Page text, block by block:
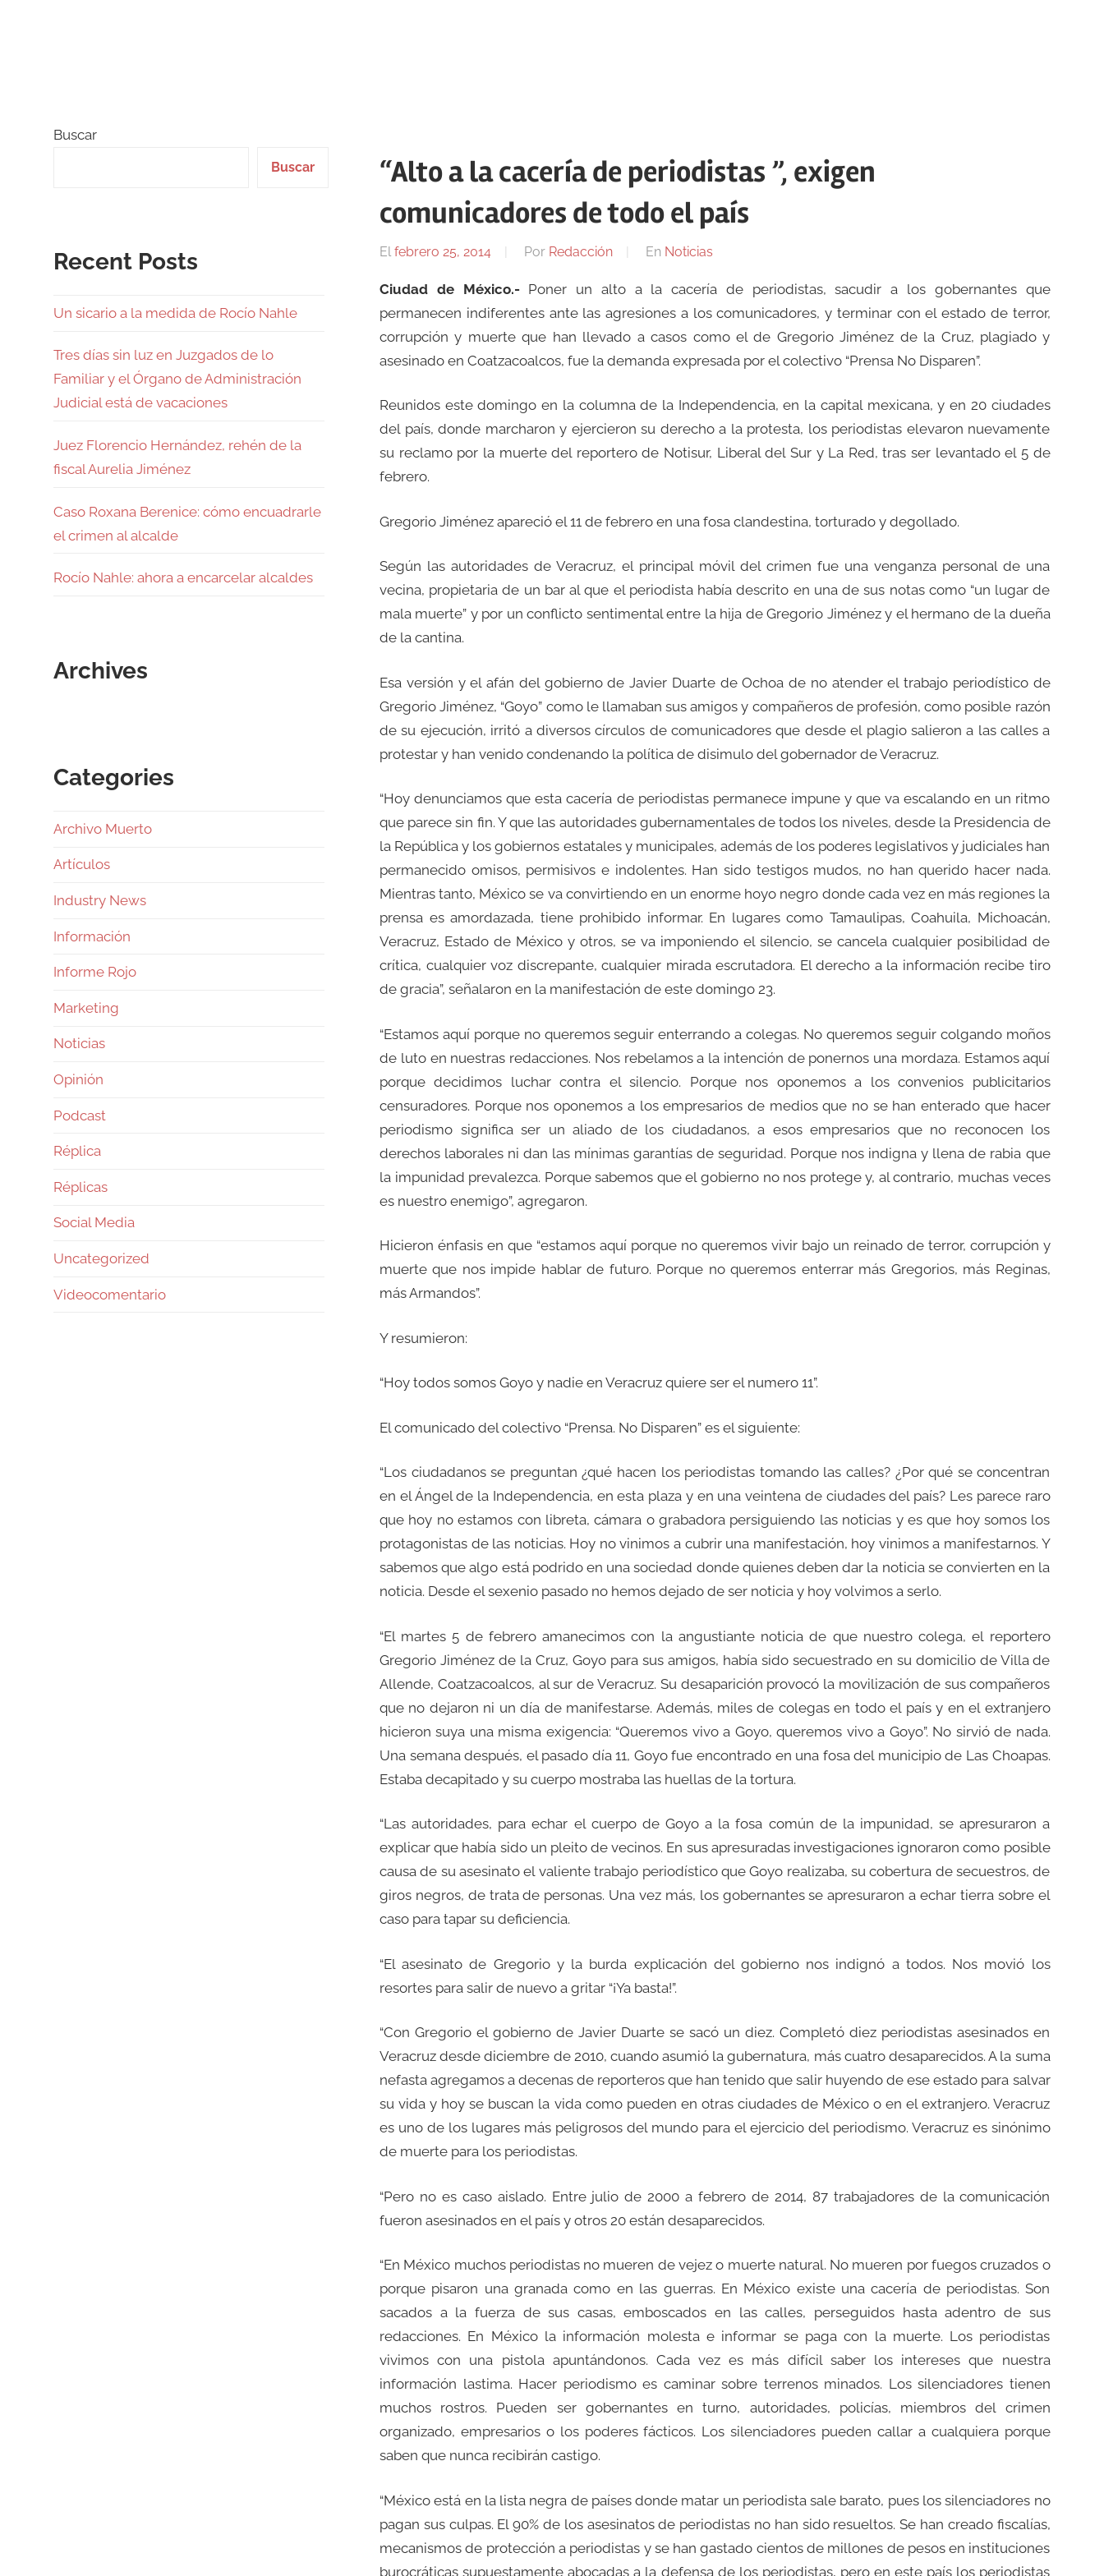
“Alto a la cacería de periodistas ”, exigen
comunicadores de todo el país
El febrero 25, 2014 Por Redacción En Noticias
Ciudad de México.-Poner un alto a la cacería de periodistas, sacudir a los gobernantes que
permanecen indiferentes ante las agresiones a los comunicadores, y terminar con el estado de terror,
corrupción y muerte que han llevado a casos como el de Gregorio Jiménez de la Cruz, plagiado y
asesinado en Coatzacoalcos, fue la demanda expresada por el colectivo “Prensa No Disparen”.
Reunidos este domingo en la columna de la Independencia, en la capital mexicana, y en 20 ciudades
del país, donde marcharon y ejercieron su derecho a la protesta, los periodistas elevaron nuevamente
su reclamo por la muerte del reportero de Notisur, Liberal del Sur y La Red, tras ser levantado el 5 de
febrero.
Gregorio Jiménez apareció el 11 de febrero en una fosa clandestina, torturado y degollado.
Según las autoridades de Veracruz, el principal móvil del crimen fue una venganza personal de una
vecina, propietaria de un bar al que el periodista había descrito en una de sus notas como “un lugar de
mala muerte” y por un conflicto sentimental entre la hija de Gregorio Jiménez y el hermano de la dueña
de la cantina.
Esa versión y el afán del gobierno de Javier Duarte de Ochoa de no atender el trabajo periodístico de
Gregorio Jiménez, “Goyo” como le llamaban sus amigos y compañeros de profesión, como posible razón
de su ejecución, irritó a diversos círculos de comunicadores que desde el plagio salieron a las calles a
protestar y han venido condenando la política de disimulo del gobernador de Veracruz.
“Hoy denunciamos que esta cacería de periodistas permanece impune y que va escalando en un ritmo
que parece sin fin. Y que las autoridades gubernamentales de todos los niveles, desde la Presidencia de
la República y los gobiernos estatales y municipales, además de los poderes legislativos y judiciales han
permanecido omisos, permisivos e indolentes. Han sido testigos mudos, no han querido hacer nada.
Mientras tanto, México se va convirtiendo en un enorme hoyo negro donde cada vez en más regiones la
prensa es amordazada, tiene prohibido informar. En lugares como Tamaulipas, Coahuila, Michoacán,
Veracruz, Estado de México y otros, se va imponiendo el silencio, se cancela cualquier posibilidad de
crítica, cualquier voz discrepante, cualquier mirada escrutadora. El derecho a la información recibe tiro
de gracia”, señalaron en la manifestación de este domingo 23.
“Estamos aquí porque no queremos seguir enterrando a colegas. No queremos seguir colgando moños
de luto en nuestras redacciones. Nos rebelamos a la intención de ponernos una mordaza. Estamos aquí
porque decidimos luchar contra el silencio. Porque nos oponemos a los convenios publicitarios
censuradores. Porque nos oponemos a los empresarios de medios que no se han enterado que hacer
periodismo significa ser un aliado de los ciudadanos, a esos empresarios que no reconocen los
derechos laborales ni dan las mínimas garantías de seguridad. Porque nos indigna y llena de rabia que
la impunidad prevalezca. Porque sabemos que el gobierno no nos protege y, al contrario, muchas veces
es nuestro enemigo”, agregaron.
Hicieron énfasis en que “estamos aquí porque no queremos vivir bajo un reinado de terror, corrupción y
muerte que nos impide hablar de futuro. Porque no queremos enterrar más Gregorios, más Reginas,
más Armandos”.
Y resumieron:
“Hoy todos somos Goyo y nadie en Veracruz quiere ser el numero 11”.
El comunicado del colectivo “Prensa. No Disparen” es el siguiente:
“Los ciudadanos se preguntan ¿qué hacen los periodistas tomando las calles? ¿Por qué se concentran
en el Ángel de la Independencia, en esta plaza y en una veintena de ciudades del país? Les parece raro
que hoy no estamos con libreta, cámara o grabadora persiguiendo las noticias y es que hoy somos los
protagonistas de las noticias. Hoy no vinimos a cubrir una manifestación, hoy vinimos a manifestarnos. Y
sabemos que algo está podrido en una sociedad donde quienes deben dar la noticia se convierten en la
noticia. Desde el sexenio pasado no hemos dejado de ser noticia y hoy volvimos a serlo.
“El martes 5 de febrero amanecimos con la angustiante noticia de que nuestro colega, el reportero
Gregorio Jiménez de la Cruz, Goyo para sus amigos, había sido secuestrado en su domicilio de Villa de
Allende, Coatzacoalcos, al sur de Veracruz. Su desaparición provocó la movilización de sus compañeros
que no dejaron ni un día de manifestarse. Además, miles de colegas en todo el país y en el extranjero
hicieron suya una misma exigencia: “Queremos vivo a Goyo, queremos vivo a Goyo”. No sirvió de nada.
Una semana después, el pasado día 11, Goyo fue encontrado en una fosa del municipio de Las Choapas.
Estaba decapitado y su cuerpo mostraba las huellas de la tortura.
“Las autoridades, para echar el cuerpo de Goyo a la fosa común de la impunidad, se apresuraron a
explicar que había sido un pleito de vecinos. En sus apresuradas investigaciones ignoraron como posible
causa de su asesinato el valiente trabajo periodístico que Goyo realizaba, su cobertura de secuestros, de
giros negros, de trata de personas. Una vez más, los gobernantes se apresuraron a echar tierra sobre el
caso para tapar su deficiencia.
“El asesinato de Gregorio y la burda explicación del gobierno nos indignó a todos. Nos movió los
resortes para salir de nuevo a gritar “¡Ya basta!”.
“Con Gregorio el gobierno de Javier Duarte se sacó un diez. Completó diez periodistas asesinados en
Veracruz desde diciembre de 2010, cuando asumió la gubernatura, más cuatro desaparecidos. A la suma
nefasta agregamos a decenas de reporteros que han tenido que salir huyendo de ese estado para salvar
su vida y hoy se buscan la vida como pueden en otras ciudades de México o en el extranjero. Veracruz
es uno de los lugares más peligrosos del mundo para el ejercicio del periodismo. Veracruz es sinónimo
de muerte para los periodistas.
“Pero no es caso aislado. Entre julio de 2000 a febrero de 2014, 87 trabajadores de la comunicación
fueron asesinados en el país y otros 20 están desaparecidos.
“En México muchos periodistas no mueren de vejez o muerte natural. No mueren por fuegos cruzados o
porque pisaron una granada como en las guerras. En México existe una cacería de periodistas. Son
sacados a la fuerza de sus casas, emboscados en las calles, perseguidos hasta adentro de sus
redacciones. En México la información molesta e informar se paga con la muerte. Los periodistas
vivimos con una pistola apuntándonos. Cada vez es más difícil saber los intereses que nuestra
información lastima. Hacer periodismo es caminar sobre terrenos minados. Los silenciadores tienen
muchos rostros. Pueden ser gobernantes en turno, autoridades, policías, miembros del crimen
organizado, empresarios o los poderes fácticos. Los silenciadores pueden callar a cualquiera porque
saben que nunca recibirán castigo.
“México está en la lista negra de países donde matar un periodista sale barato, pues los silenciadores no
pagan sus culpas. El 90% de los asesinatos de periodistas no han sido resueltos. Se han creado fiscalías,
mecanismos de protección a periodistas y se han gastado cientos de millones de pesos en instituciones
burocráticas supuestamente abocadas a la defensa de los periodistas, pero en este país los periodistas
Buscar
Buscar
Recent Posts
Un sicario a la medida de Rocío Nahle
Tres días sin luz en Juzgados de lo
Familiar y el Órgano de Administración
Judicial está de vacaciones
Juez Florencio Hernández, rehén de la
fiscal Aurelia Jiménez
Caso Roxana Berenice: cómo encuadrarle
el crimen al alcalde
Rocío Nahle: ahora a encarcelar alcaldes
Archives
Categories
Archivo Muerto
Artículos
Industry News
Información
Informe Rojo
Marketing
Noticias
Opinión
Podcast
Réplica
Réplicas
Social Media
Uncategorized
Videocomentario